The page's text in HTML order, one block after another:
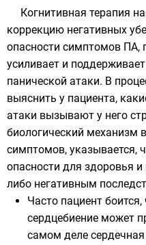
Когнитивная терапия
коррекцию негативных
опасности симптомов ПА,
усиливает и
панической атаки. В
выяснить у пациента,
атаки вызывают у него
биологический механизм
симптомов, указывается,
опасности для здоровья
либо негативным
Часто пациент
сердцебиение может
самом деле